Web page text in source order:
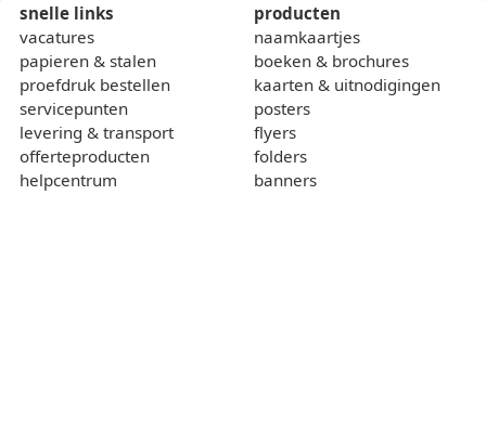
snelle links
vacatures
papieren & stalen
proefdruk bestellen
servicepunten
levering & transport
offerteproducten
helpcentrum
producten
naamkaartjes
boeken & brochures
kaarten & uitnodigingen
posters
flyers
folders
banners